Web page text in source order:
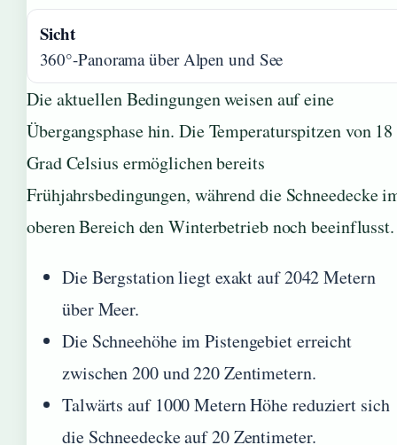
Sicht
360°-Panorama über Alpen und See
Die aktuellen Bedingungen weisen auf eine
Übergangsphase hin. Die Temperaturspitzen von 18
Grad Celsius ermöglichen bereits
Frühjahrsbedingungen, während die Schneedecke
oberen Bereich den Winterbetrieb noch beeinflusst.
Die Bergstation liegt exakt auf 2042 Metern
über Meer.
Die Schneehöhe im Pistengebiet erreicht
zwischen 200 und 220 Zentimetern.
Talwärts auf 1000 Metern Höhe reduziert sich
die Schneedecke auf 20 Zentimeter.